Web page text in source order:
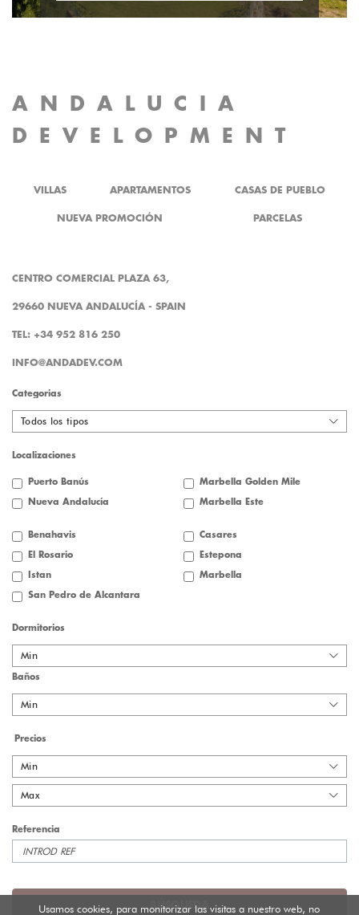
ANDALUCIA
DEVELOPMENT
VILLAS APARTAMENTOS CASAS DE PUEBLO
NUEVA PROMOCIÓN PARCELAS
CENTRO COMERCIAL PLAZA 63,
29660 NUEVA ANDALUCÍA - SPAIN
TEL: +34 952 816 250
INFO@ANDADEV.COM
Categorias
Todos los tipos
Localizaciones
Puerto Banús Marbella Golden Mile
Nueva Andalucía Marbella Este
Benahavis Casares
El Rosario Estepona
Istan Marbella
San Pedro de Alcantara
Dormitorios
Min
Baños
Min
Precios
Min
Max
Referencia
BÚSQUEDA
Usamos cookies, para monitorizar las visitas a nuestro web, no